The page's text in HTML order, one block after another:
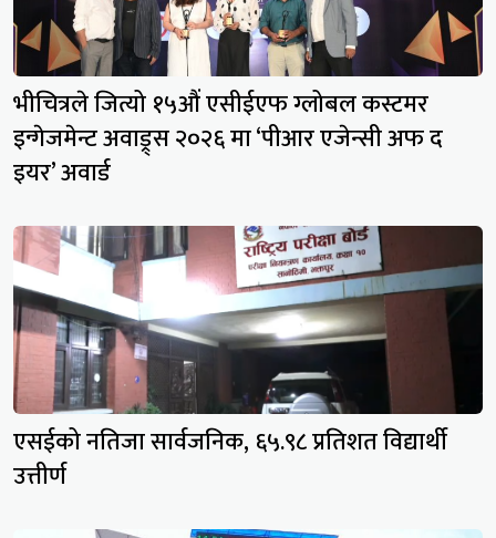
भीचित्रले जित्यो १५औं एसीईएफ ग्लोबल कस्टमर
इन्गेजमेन्ट अवाड्र्स २०२६ मा ‘पीआर एजेन्सी अफ द
इयर’ अवार्ड
एसईको नतिजा सार्वजनिक, ६५.९८ प्रतिशत विद्यार्थी
उत्तीर्ण